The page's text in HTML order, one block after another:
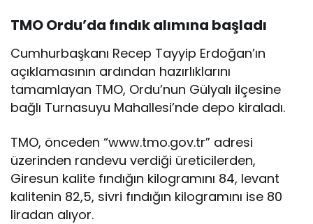
TMO Ordu’da fındık alımına başladı
Cumhurbaşkanı Recep Tayyip Erdoğan’ın
açıklamasının ardından hazırlıklarını
tamamlayan TMO, Ordu’nun Gülyalı ilçesine
bağlı Turnasuyu Mahallesi’nde depo kiraladı.
TMO, önceden “www.tmo.gov.tr” adresi
üzerinden randevu verdiği üreticilerden,
Giresun kalite fındığın kilogramını 84, levant
kalitenin 82,5, sivri fındığın kilogramını ise 80
liradan alıyor.